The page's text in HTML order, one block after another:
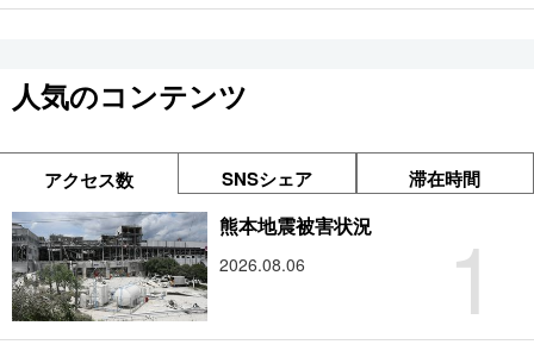
人気のコンテンツ
アクセス数 SNSシェア 滞在時間
1
熊本地震被害状況
2026.08.06